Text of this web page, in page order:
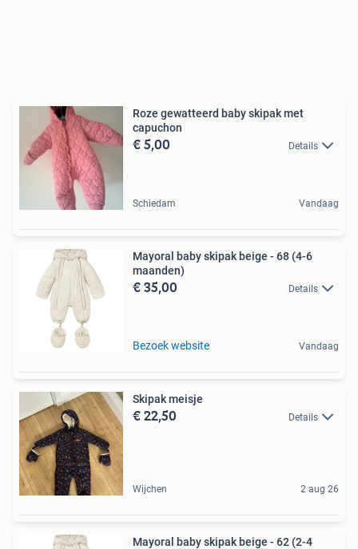
Roze gewatteerd baby skipak met
capuchon
€ 5,00 Details
Schiedam Vandaag
Mayoral baby skipak beige - 68 (4-6
maanden)
€ 35,00 Details
Bezoek website Vandaag
Skipak meisje
€ 22,50 Details
Wijchen 2 aug 26
Mayoral baby skipak beige - 62 (2-4